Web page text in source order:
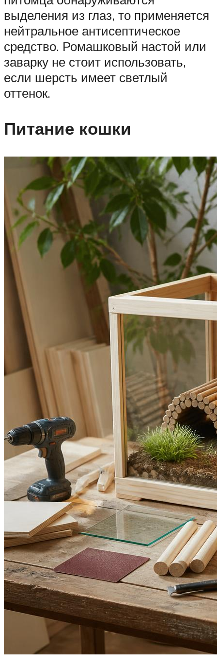
выделения из глаз, то применяется
нейтральное антисептическое
средство. Ромашковый настой или
заварку не стоит использовать,
если шерсть имеет светлый
оттенок.
Питание кошки